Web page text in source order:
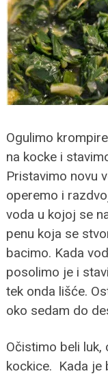
Ogulimo
na kocke i
Pristavimo novu
operemo i
voda u kojoj se
penu koja se
bacimo. Kada
posolimo je i
tek onda lišće.
oko sedam do
Očistimo beli luk,
kockice. Kada je